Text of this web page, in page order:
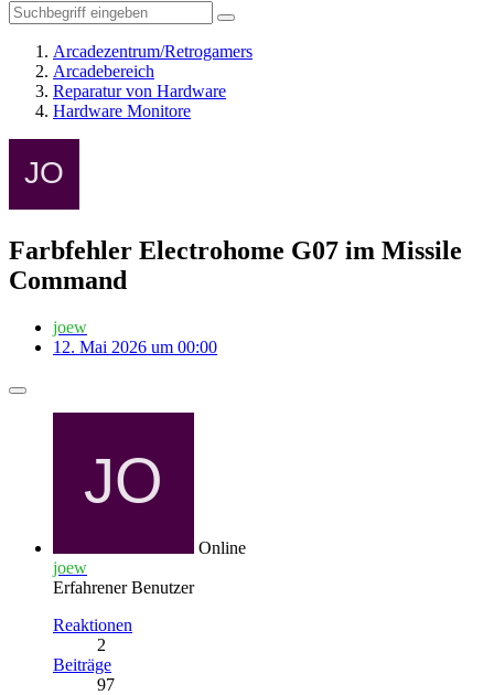
Arcadezentrum/Retrogamers
Arcadebereich
Reparatur von Hardware
Hardware Monitore
Farbfehler Electrohome G07 im Missile
Command
joew
12. Mai 2026 um 00:00
Online
joew
Erfahrener Benutzer
Reaktionen
2
Beiträge
97